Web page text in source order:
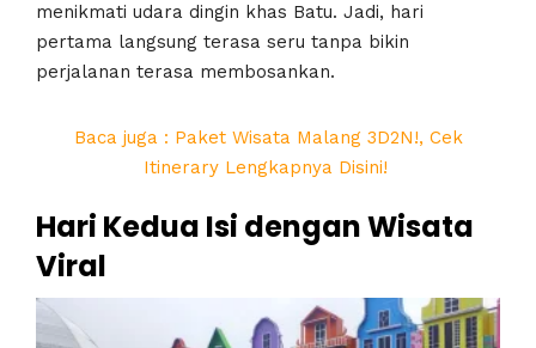
menikmati udara dingin khas Batu. Jadi, hari
pertama langsung terasa seru tanpa bikin
perjalanan terasa membosankan.
Baca juga : Paket Wisata Malang 3D2N!, Cek
Itinerary Lengkapnya Disini!
Hari Kedua Isi dengan Wisata
Viral